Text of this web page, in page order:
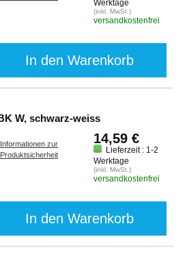
Werktage
(inkl. MwSt.)
versandkostenfrei
In den Warenkorb
Farbband TZE-S231 BK W, schwarz-weiss
Informationen zur
Produktsicherheit
14,59 €
Lieferzeit : 1-2
Werktage
(inkl. MwSt.)
versandkostenfrei
In den Warenkorb